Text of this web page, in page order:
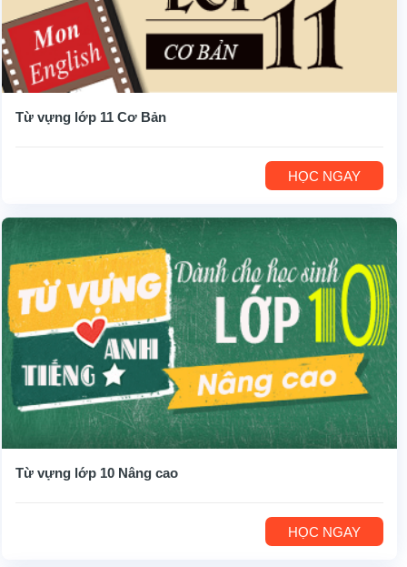
Từ vựng lớp 11 Cơ Bản
HỌC NGAY
Từ vựng lớp 10 Nâng cao
HỌC NGAY